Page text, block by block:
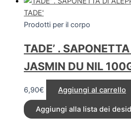
TADE'
Prodotti per il corpo
TADE’ .
JASMIN DU NIL
6,90€ Aggiungi al carrello
Aggiungi alla lista dei